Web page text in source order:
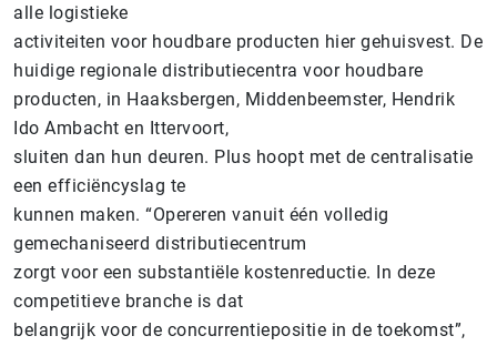
alle logistieke
activiteiten voor houdbare producten hier gehuisvest. De
huidige regionale distributiecentra voor houdbare
producten, in Haaksbergen, Middenbeemster, Hendrik
Ido Ambacht en Ittervoort,
sluiten dan hun deuren. Plus hoopt met de centralisatie
een efficiëncyslag te
kunnen maken. “Opereren vanuit één volledig
gemechaniseerd distributiecentrum
zorgt voor een substantiële kostenreductie. In deze
competitieve branche is dat
belangrijk voor de concurrentiepositie in de toekomst”,